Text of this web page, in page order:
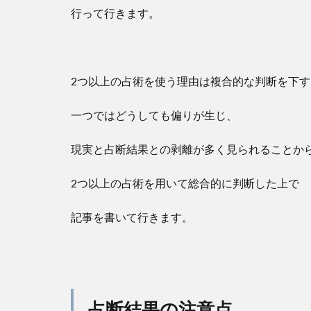
行って行きます。
2つ以上の占術を使う理由は複合的な判断を下す
一つではどうしても偏りが生じ、
現実と占断結果との剥離が多く見られることか
2つ以上の占術を用いて総合的に判断した上で
記事を書いて行きます。